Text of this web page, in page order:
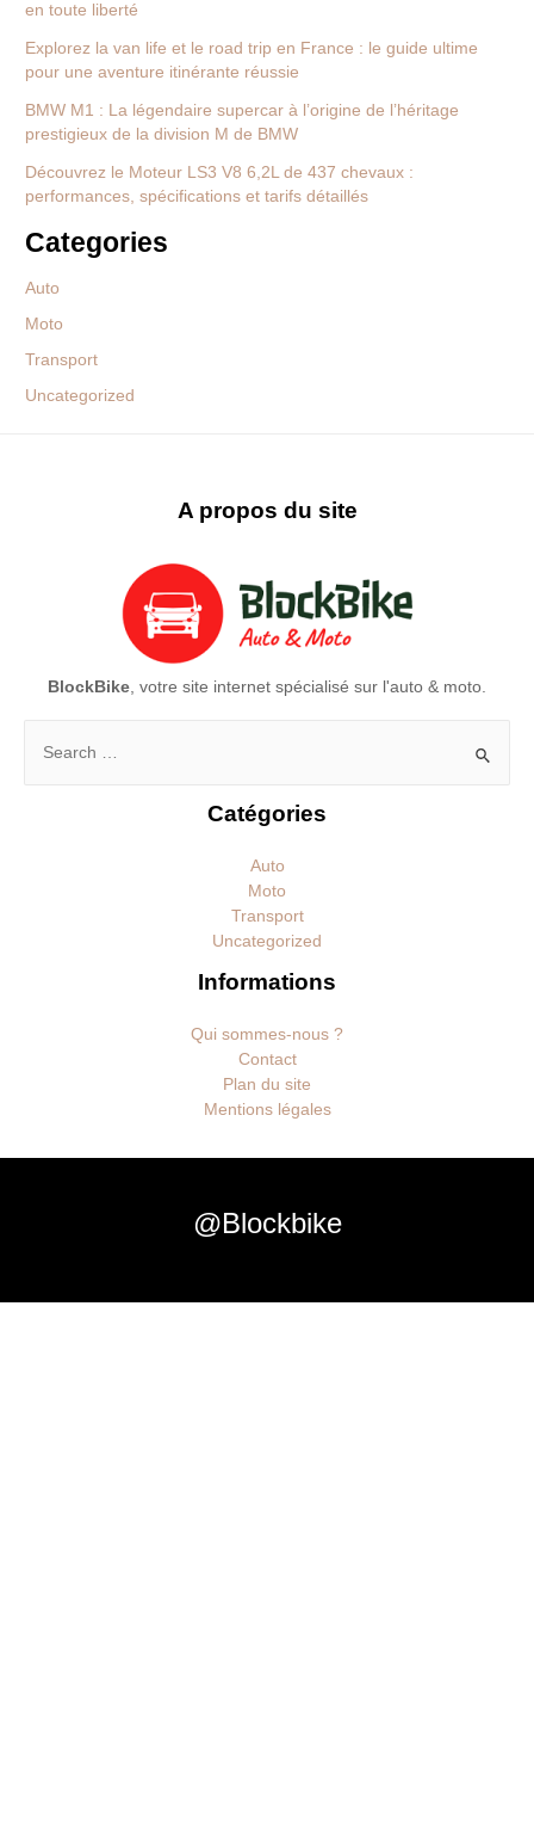
en toute liberté
Explorez la van life et le road trip en France : le guide ultime
pour une aventure itinérante réussie
BMW M1 : La légendaire supercar à l’origine de l’héritage
prestigieux de la division M de BMW
Découvrez le Moteur LS3 V8 6,2L de 437 chevaux :
performances, spécifications et tarifs détaillés
Categories
Auto
Moto
Transport
Uncategorized
A propos du site
BlockBike, votre site internet spécialisé sur l'auto & moto.
Rechercher :
Catégories
Auto
Moto
Transport
Uncategorized
Informations
Qui sommes-nous ?
Contact
Plan du site
Mentions légales
@Blockbike